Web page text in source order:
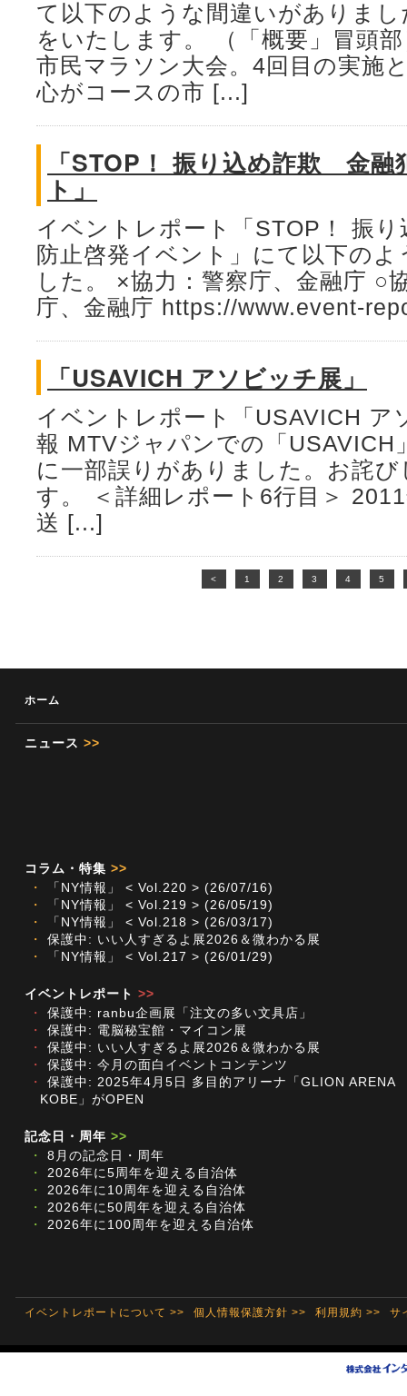
て以下のような間違いがありま
をいたします。 （「概要」冒頭
市民マラソン大会。4回目の実施
心がコースの市 [...]
「STOP！ 振り込め詐欺 金融
ト」
イベントレポート「STOP！ 振
防止啓発イベント」にて以下の
した。 ×協力：警察庁、金融庁 ○
庁、金融庁 https://www.event-
「USAVICH アソビッチ展」
イベントレポート「USAVICH ア
報 MTVジャパンでの「USAVICH
に一部誤りがありました。お詫
す。 ＜詳細レポート6行目＞
送 [...]
< 1 2 3 4 5
ホーム
ニュース >>
コラム・特集 >>
・
「NY情報」 < Vol.220 > (26/07/16)
・
「NY情報」 < Vol.219 > (26/05/19)
・
「NY情報」 < Vol.218 > (26/03/17)
・
保護中: いい人すぎるよ展2026＆微わかる展
・
「NY情報」 < Vol.217 > (26/01/29)
イベントレポート >>
・
保護中: ranbu企画展「注文の多い文具店」
・
保護中: 電脳秘宝館・マイコン展
・
保護中: いい人すぎるよ展2026＆微わかる展
・
保護中: 今月の面白イベントコンテンツ
・
保護中: 2025年4月5日 多目的アリーナ「GLION ARENA
KOBE」がOPEN
記念日・周年 >>
・
8月の記念日・周年
・
2026年に5周年を迎える自治体
・
2026年に10周年を迎える自治体
・
2026年に50周年を迎える自治体
・
2026年に100周年を迎える自治体
イベントレポートについて >> 個人情報保護方針 >> 利用規約 >> サ